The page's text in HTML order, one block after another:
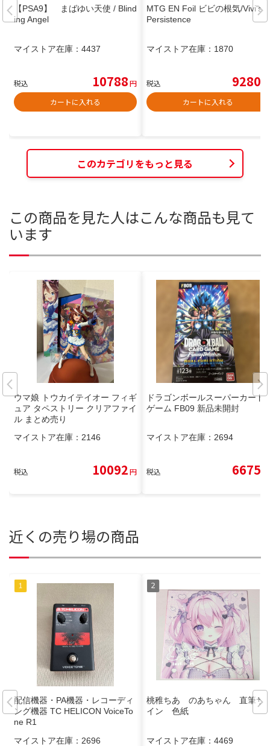
【PSA9】 まばゆい天使 / Blind
ing Angel
マイストア在庫： 4437
税込 10788円
カートに入れる
MTG EN Foil ビビの根気/Vivi's
Persistence
マイストア在庫： 1870
税込 9280
カートに入れる
このカテゴリをもっと見る
この商品を見た人はこんな商品も見て
います
ウマ娘 トウカイテイオー フィギ
ュア タペストリー クリアファイ
ル まとめ売り
マイストア在庫： 2146
税込 10092円
ドラゴンボールスーパーカード
ゲーム FB09 新品未開封
マイストア在庫： 2694
税込 6675
近くの売り場の商品
配信機器・PA機器・レコーディ
ング機器 TC HELICON VoiceTo
ne R1
マイストア在庫： 2696
桃稚ちあ のあちゃん 直筆サ
イン 色紙
マイストア在庫： 4469